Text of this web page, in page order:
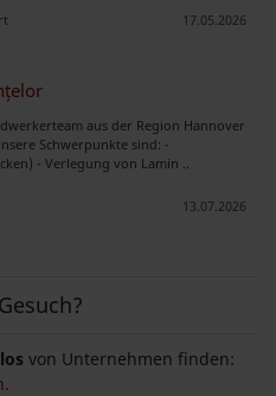
17.05.2026
aus der Region Hannover
Schwerpunkte sind: -
- Verlegung von Lamin ..
13.07.2026
von Unternehmen finden: